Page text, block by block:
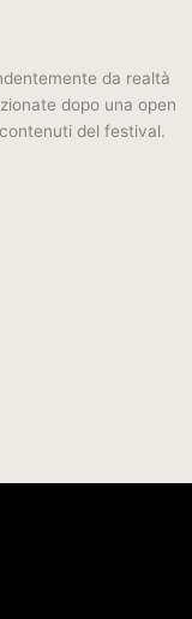
da realtà
dopo una open
del festival.